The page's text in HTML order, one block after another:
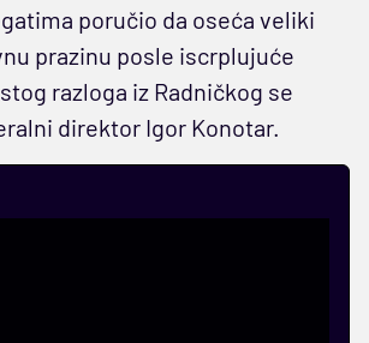
poručio da oseća veliki
prazinu posle iscrplujuće
razloga iz Radničkog se
direktor Igor Konotar.